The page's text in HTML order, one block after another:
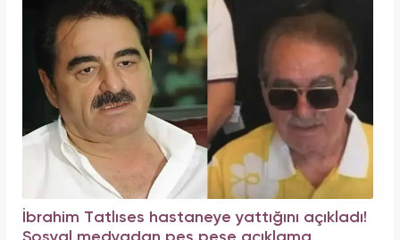
İbrahim Tatlıses hastaneye yattığını açıkladı!